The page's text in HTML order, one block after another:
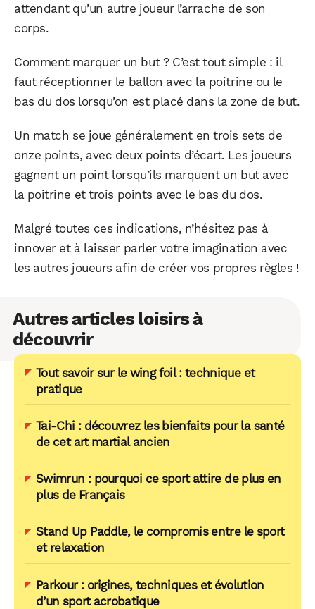
attendant qu’un autre joueur l’arrache de son
corps.
Comment marquer un but ? C’est tout simple : il
faut réceptionner le ballon avec la poitrine ou le
bas du dos lorsqu’on est placé dans la zone de but.
Un match se joue généralement en trois sets de
onze points, avec deux points d’écart. Les joueurs
gagnent un point lorsqu’ils marquent un but avec
la poitrine et trois points avec le bas du dos.
Malgré toutes ces indications, n’hésitez pas à
innover et à laisser parler votre imagination avec
les autres joueurs afin de créer vos propres règles !
Autres articles loisirs à
découvrir
Tout savoir sur le wing foil : technique et
pratique
Tai-Chi : découvrez les bienfaits pour la santé
de cet art martial ancien
Swimrun : pourquoi ce sport attire de plus en
plus de Français
Stand Up Paddle, le compromis entre le sport
et relaxation
Parkour : origines, techniques et évolution
d’un sport acrobatique